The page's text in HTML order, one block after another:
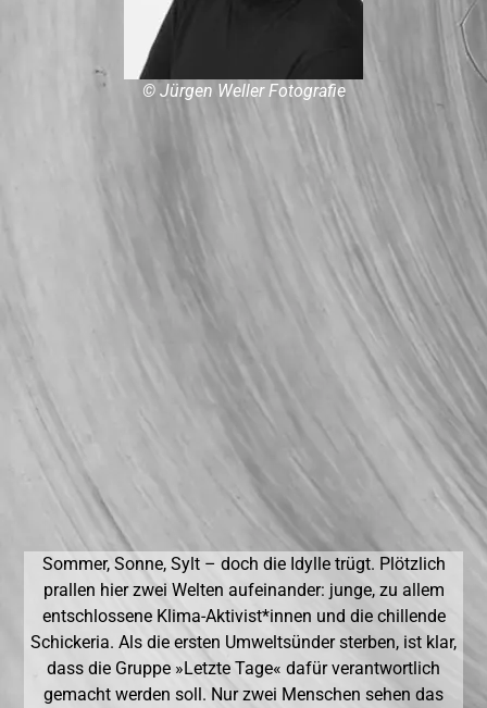
© Jürgen Weller Fotografie
Sommer, Sonne, Sylt – doch die Idylle trügt. Plötzlich
prallen hier zwei Welten aufeinander: junge, zu allem
entschlossene Klima-Aktivist*innen und die chillende
Schickeria. Als die ersten Umweltsünder sterben, ist klar,
dass die Gruppe »Letzte Tage« dafür verantwortlich
gemacht werden soll. Nur zwei Menschen sehen das